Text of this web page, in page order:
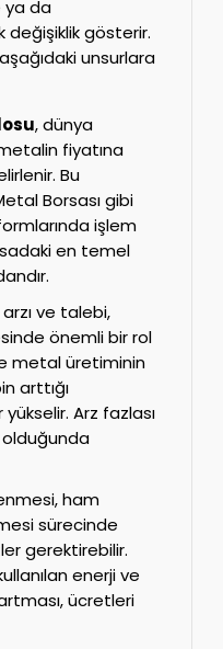
ya da
değişiklik gösterir.
unsurlara
, dünya
fiyatına
Bu
Borsası gibi
işlem
en temel
ve talebi,
önemli bir rol
metal üretiminin
arttığı
Arz fazlası
ham
sürecinde
gerektirebilir.
enerji ve
ücretleri